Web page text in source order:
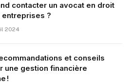
contacter un avocat en droit
entreprises ?
2024
et conseils
une gestion financière
!